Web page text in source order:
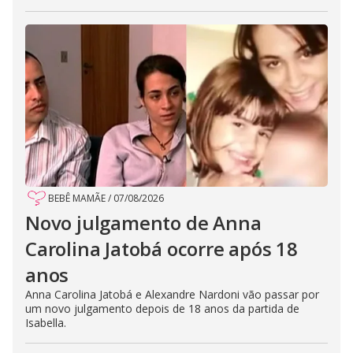
BEBÊ MAMÃE/ 07/08/2026
Novo julgamento de Anna
Carolina Jatobá ocorre após 18
anos
Anna Carolina Jatobá e Alexandre Nardoni vão passar por
um novo julgamento depois de 18 anos da partida de
Isabella.